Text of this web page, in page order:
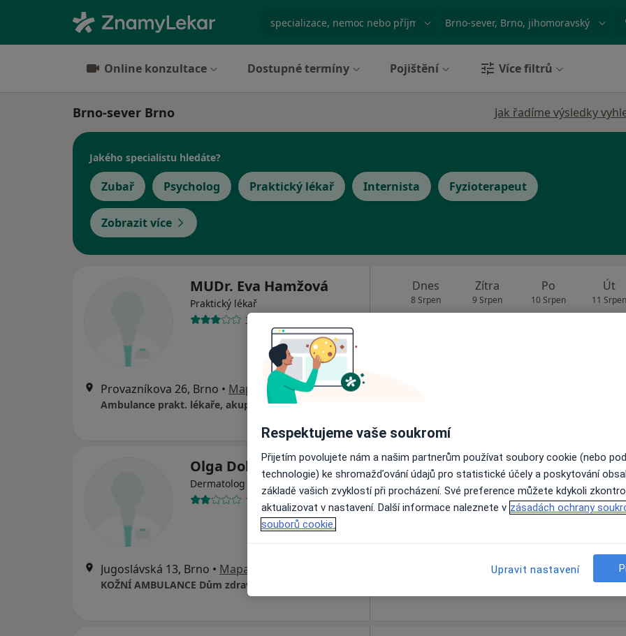
specializace, nemoc nebo příjmení
Online konzultace Dostupné termíny Pojištění Více filtrů
Brno-sever Brno Jak řadíme výsledky
Jakého specialistu hledáte?
Zubař Psycholog Praktický lékař Internista Fyzioterapeut
Zobrazit více
MUDr. Eva Hamžová
Praktický lékař
33 názorů
Provazníkova 26, Brno • Mapa
Ambulance prakt. lékaře, akupunktura
Dnes
8 Srpen
Zítra
9 Srpen
Po
10 Srpen
Út
11 Srpen
Olga Dolinová
Dermatolog
1 názor
Jugoslávská 13, Brno • Mapa
KOŽNÍ AMBULANCE Dům zdraví Marty Hartlové
Dnes
8 Srpen
Zítra
9 Srpen
Po
10 Srpen
Út
11 Srpen
Respektujeme vaše soukromí
Přijetím povolujete nám a našim partnerům používat soubory cookie (nebo
technologie) ke shromažďování údajů pro statistické účely a poskytování
základě vašich zvyklostí při procházení. Své preference můžete kdykoli
aktualizovat v nastavení. Další informace naleznete v zásadách ochrany
souborů cookie.
Upravit nastavení